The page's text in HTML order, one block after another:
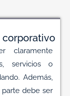
claramente
servicios o
Además,
debe ser